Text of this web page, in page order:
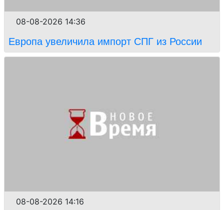
08-08-2026 14:36
Европа увеличила импорт СПГ из России
08-08-2026 14:16